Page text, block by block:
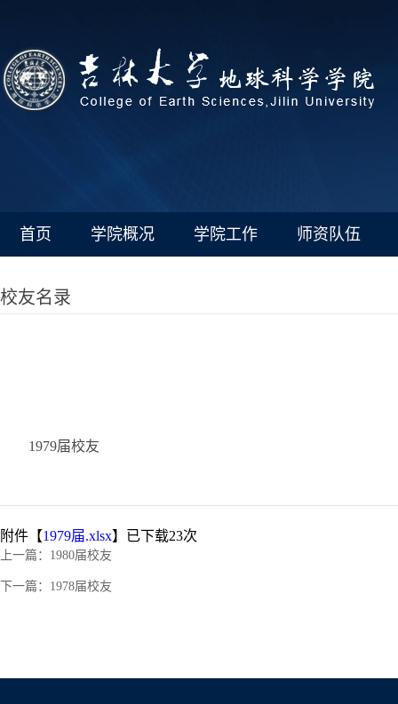
首页 学院概况 学院工作 师资队伍
校友名录
1979届校友
附件【1979届.xlsx】已下载23次
上一篇： 1980届校友
下一篇： 1978届校友